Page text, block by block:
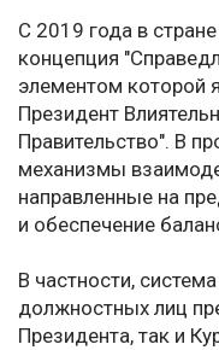
С 2019 года в
концепция
элементом которой
Президент
Правительство". В
механизмы
направленные на
и обеспечение
В частности,
должностных лиц
Президента, так и